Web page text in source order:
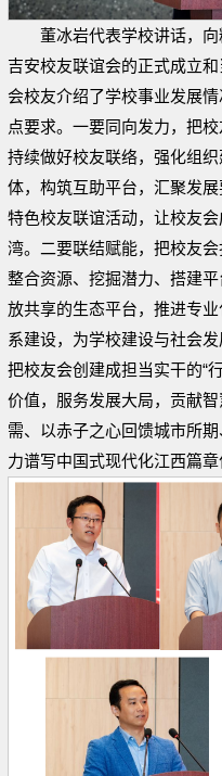
董冰岩代表学校讲话，
吉安校友联谊会的正式成立
会校友介绍了学校事业发展
点要求。一要同向发力，把校
持续做好校友联络，强化组
体，构筑互助平台，汇聚发
特色校友联谊活动，让校友
湾。二要联结赋能，把校友
整合资源、挖掘潜力、搭建
放共享的生态平台，推进专
系建设，为学校建设与社会
把校友会创建成担当实干的“
价值，服务发展大局，贡献
需、以赤子之心回馈城市所
力谱写中国式现代化江西篇章